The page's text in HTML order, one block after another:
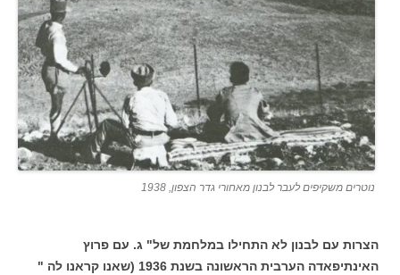
נוטרים משקיפים לעבר לבנון מאחורי גדר הצפון, 1938
הצרות עם לבנון לא התחילו במלחמת של" ג. עם פרוץ
האינתיפאדה הערבית הראשונה בשנת 1936 (שאנו קראנו לה "